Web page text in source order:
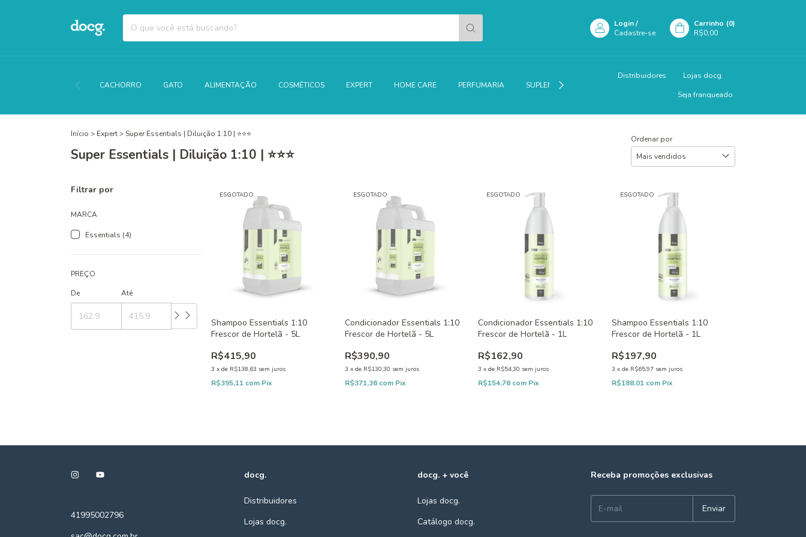
Login/
Cadastre-se
Carrinho (0)
R$0,00
CACHORRO GATO ALIMENTAÇÃO COSMÉTICOS EXPERT HOME CARE PERFUMARIA SUPLEMENTAÇÃO
Distribuidores
Lojas docg.
Seja franqueado
Início > Expert>Super Essentials | Diluição 1:10 | ⭐⭐⭐
Super Essentials | Diluição 1:10 | ⭐⭐⭐
Ordenar por
Filtrar por
MARCA
Essentials (4)
PREÇO
De
Até
ESGOTADO
Shampoo Essentials 1:10
Frescor de Hortelã - 5L
R$415,90
3 xde R$138,63 sem juros
R$395,11 com Pix
ESGOTADO
Condicionador Essentials 1:10
Frescor de Hortelã - 5L
R$390,90
3 x de R$130,30 sem juros
R$371,36 com Pix
ESGOTADO
Condicionador Essentials 1:10
Frescor de Hortelã - 1L
R$162,90
3 xde R$54,30 sem juros
R$154,76 com Pix
ESGOTADO
Shampoo Essentials 1:10
Frescor de Hortelã - 1L
R$197,90
3 x de R$65,97 sem juros
R$188,01 com Pix
41995002796
docg.
Distribuidores
Lojas docg.
docg. + você
Lojas docg.
Catálogo docg.
Receba promoções exclusivas